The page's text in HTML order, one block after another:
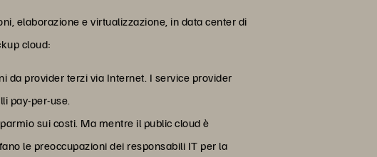
elaborazione e virtualizzazione, in data center di
cloud:
da provider terzi via Internet. I service provider
pay-per-use.
sui costi. Ma mentre il public cloud è
le preoccupazioni dei responsabili IT per la